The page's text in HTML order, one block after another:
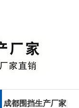
成都围挡生产厂家